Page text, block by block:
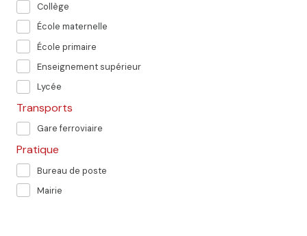
Collège
École maternelle
École primaire
Enseignement supérieur
Lycée
Transports
Gare ferroviaire
Pratique
Bureau de poste
Mairie